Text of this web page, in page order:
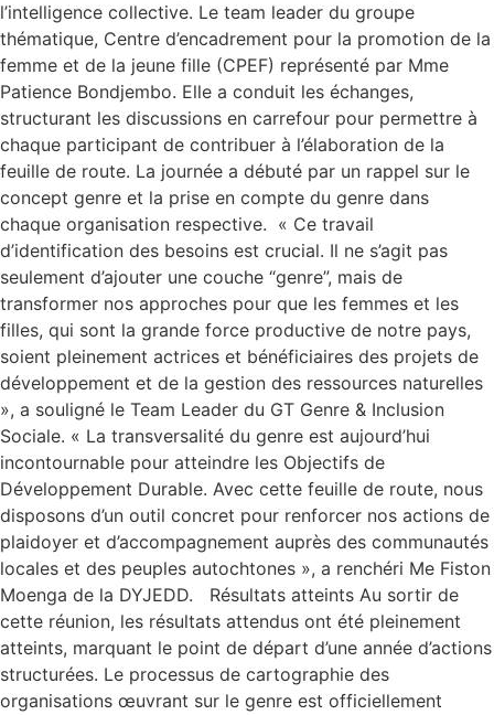
l’intelligence collective. Le team leader du groupe
thématique, Centre d’encadrement pour la promotion de la
femme et de la jeune fille (CPEF) représenté par Mme
Patience Bondjembo. Elle a conduit les échanges,
structurant les discussions en carrefour pour permettre à
chaque participant de contribuer à l’élaboration de la
feuille de route. La journée a débuté par un rappel sur le
concept genre et la prise en compte du genre dans
chaque organisation respective. « Ce travail
d’identification des besoins est crucial. Il ne s’agit pas
seulement d’ajouter une couche “genre”, mais de
transformer nos approches pour que les femmes et les
filles, qui sont la grande force productive de notre pays,
soient pleinement actrices et bénéficiaires des projets de
développement et de la gestion des ressources naturelles
», a souligné le Team Leader du GT Genre & Inclusion
Sociale. « La transversalité du genre est aujourd’hui
incontournable pour atteindre les Objectifs de
Développement Durable. Avec cette feuille de route, nous
disposons d’un outil concret pour renforcer nos actions de
plaidoyer et d’accompagnement auprès des communautés
locales et des peuples autochtones », a renchéri Me Fiston
Moenga de la DYJEDD. Résultats atteints Au sortir de
cette réunion, les résultats attendus ont été pleinement
atteints, marquant le point de départ d’une année d’actions
structurées. Le processus de cartographie des
organisations œuvrant sur le genre est officiellement